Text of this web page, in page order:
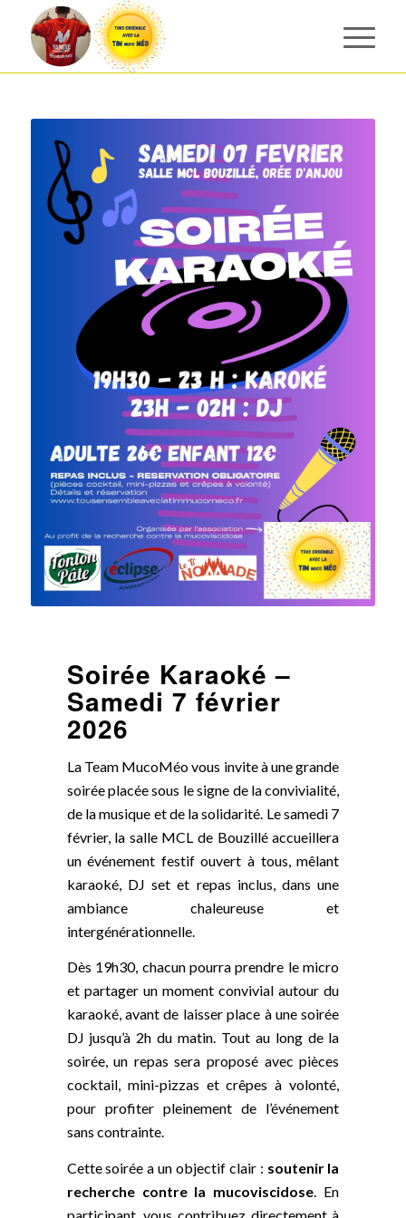
Soirée Karaoké –
Samedi 7 février
2026
La Team MucoMéo vous invite à une grande
soirée placée sous le signe de la convivialité,
de la musique et de la solidarité. Le samedi 7
février, la salle MCL de Bouzillé accueillera
un événement festif ouvert à tous, mêlant
karaoké, DJ set et repas inclus, dans une
ambiance chaleureuse et
intergénérationnelle.
Dès 19h30, chacun pourra prendre le micro
et partager un moment convivial autour du
karaoké, avant de laisser place à une soirée
DJ jusqu’à 2h du matin. Tout au long de la
soirée, un repas sera proposé avec pièces
cocktail, mini-pizzas et crêpes à volonté,
pour profiter pleinement de l’événement
sans contrainte.
Cette soirée a un objectif clair : soutenir la
recherche contre la mucoviscidose . En